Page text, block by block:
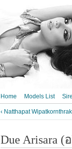
Home Models List
‹ Natthapat
Due Arisara